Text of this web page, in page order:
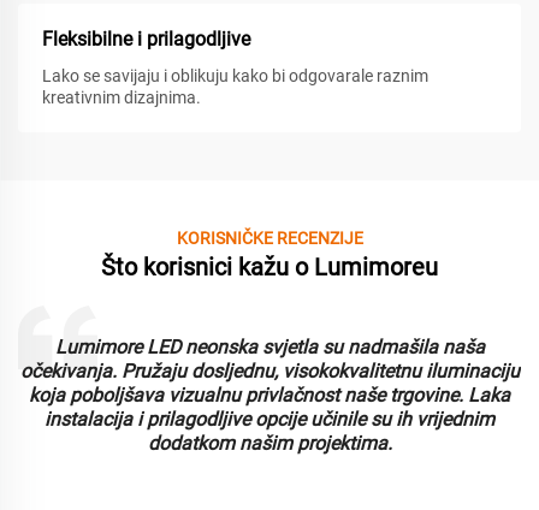
Fleksibilne i prilagodljive
Lako se savijaju i oblikuju kako bi odgovarale raznim
kreativnim dizajnima.
KORISNIČKE RECENZIJE
Što korisnici kažu o Lumimoreu
Lumimore LED neonska svjetla su nadmašila naša
očekivanja. Pružaju dosljednu, visokokvalitetnu iluminaciju
koja poboljšava vizualnu privlačnost naše trgovine. Laka
instalacija i prilagodljive opcije učinile su ih vrijednim
dodatkom našim projektima.